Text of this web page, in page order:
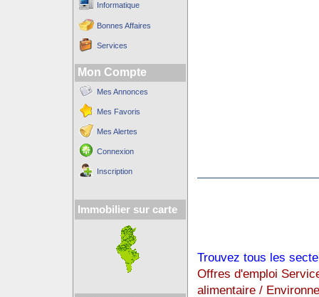
Informatique
Bonnes Affaires
Services
Mon Compte
Mes Annonces
Mes Favoris
Mes Alertes
Connexion
Inscription
Immobilier sur carte
Trouvez tous les
Offres d'emploi
alimentaire /